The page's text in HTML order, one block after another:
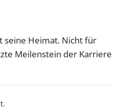
seine Heimat. Nicht für
Meilenstein der Karriere